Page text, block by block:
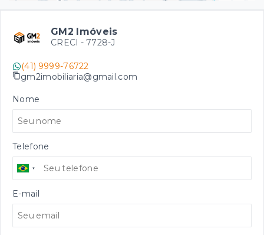
GM2 Imóveis
CRECI - 7728-J
(41) 9999-76722
gm2imobiliaria@gmail.com
Nome
Telefone
E-mail